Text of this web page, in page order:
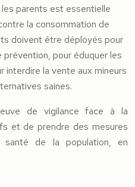
parents est essentielle
la consommation de
doivent être déployés pour
pour éduquer les
interdire la vente aux mineurs
saines.
de vigilance face à la
et de prendre des mesures
de la population, en